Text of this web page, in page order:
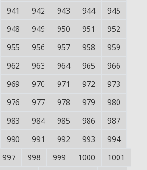
941 942 943 944
945
948 949 950 951
952
955 956 957 958
959
962 963 964 965
966
969 970 971 972
973
976 977 978 979
980
983 984 985 986
987
990 991 992 993
994
997 998 999 1000
1001